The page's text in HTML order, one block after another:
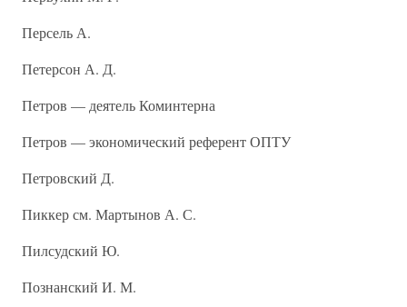
Персель А.
Петерсон А. Д.
Петров — деятель Коминтерна
Петров — экономический референт ОПТУ
Петровский Д.
Пиккер см. Мартынов А. С.
Пилсудский Ю.
Познанский И. М.